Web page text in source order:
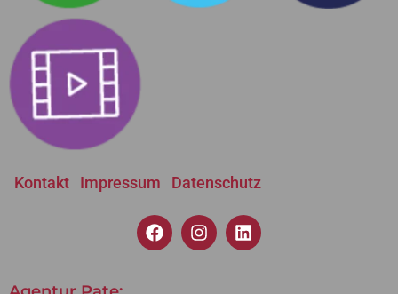
Kontakt Impressum Datenschutz